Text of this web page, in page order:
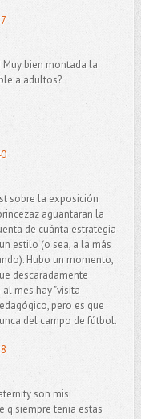
bien montada la
a adultos?
sobre la exposición
aguantaran la
de cuánta estrategia
estilo (o sea, a la más
Hubo un momento,
descaradamente
mes hay "visita
pero es que
del campo de fútbol.
son mis
q siempre tenia estas